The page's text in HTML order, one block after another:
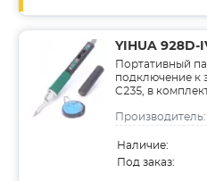
YIHUA
Портативный
подключение к
C235, в
Производитель:
Наличие:
Под заказ: